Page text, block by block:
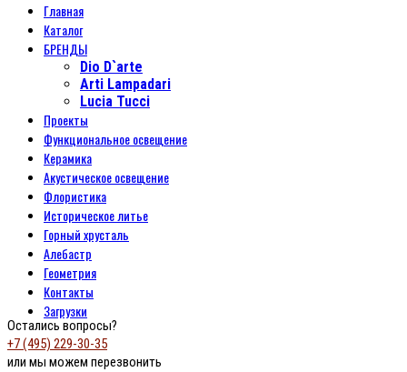
Главная
Каталог
БРЕНДЫ
Dio D`arte
Arti Lampadari
Lucia Tucci
Проекты
Функциональное освещение
Керамика
Акустическое освещение
Флористика
Историческое литье
Горный хрусталь
Алебастр
Геометрия
Контакты
Загрузки
Остались вопросы?
+7 (495) 229-30-35
или мы можем перезвонить